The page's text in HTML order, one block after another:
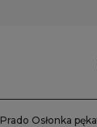
Prado Osłonka